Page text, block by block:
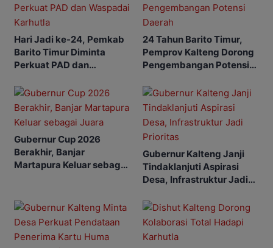
Hari Jadi ke-24, Pemkab
Barito Timur Diminta
Perkuat PAD dan
24 Tahun Barito Timur,
Pemprov Kalteng Dorong
Pengembangan Potensi
Gubernur Cup 2026
Berakhir, Banjar
Martapura Keluar sebagai
Gubernur Kalteng Janji
Tindaklanjuti Aspirasi
Desa, Infrastruktur Jadi